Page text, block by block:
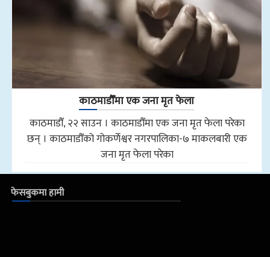
काठमाडौँमा एक जना मृत फेला
काठमाडौँ, २२ साउन । काठमाडौँमा एक जना मृत फेला परेका
छन् । काठमाडौँको गोकर्णेश्वर नगरपालिका-७ माकलबारी एक
जना मृत फेला परेका
फेसबुकमा हामी